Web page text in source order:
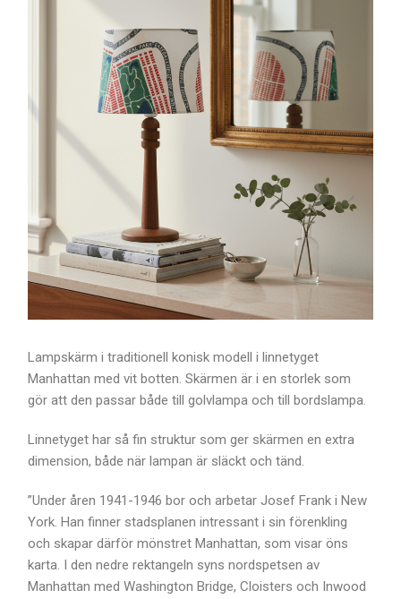
Lampskärm i traditionell konisk modell i linnetyget
Manhattan med vit botten. Skärmen är i en storlek som
gör att den passar både till golvlampa och till bordslampa.
Linnetyget har så fin struktur som ger skärmen en extra
dimension, både när lampan är släckt och tänd.
”Under åren 1941-1946 bor och arbetar Josef Frank i New
York. Han finner stadsplanen intressant i sin förenkling
och skapar därför mönstret Manhattan, som visar öns
karta. I den nedre rektangeln syns nordspetsen av
Manhattan med Washington Bridge, Cloisters och Inwood